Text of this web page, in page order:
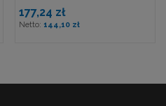
177,24 zł
144,10 zł